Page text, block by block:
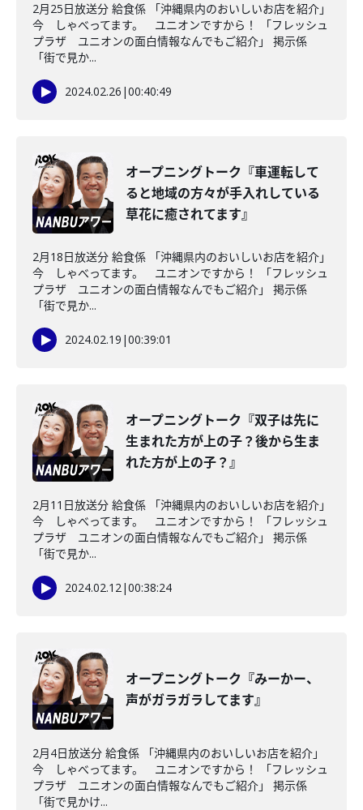
2月25日放送分 給食係 「沖縄県内のおいしいお店を紹介」
今 しゃべってます。 ユニオンですから！ 「フレッシュ
プラザ ユニオンの面白情報なんでもご紹介」 掲示係
「街で見か...
2024.02.26 |00:40:49
オープニングトーク『車運転して
ると地域の方々が手入れしている
草花に癒されてます』
2月18日放送分 給食係 「沖縄県内のおいしいお店を紹介」
今 しゃべってます。 ユニオンですから！ 「フレッシュ
プラザ ユニオンの面白情報なんでもご紹介」 掲示係
「街で見か...
2024.02.19 |00:39:01
オープニングトーク『双子は先に
生まれた方が上の子？後から生ま
れた方が上の子？』
2月11日放送分 給食係 「沖縄県内のおいしいお店を紹介」
今 しゃべってます。 ユニオンですから！ 「フレッシュ
プラザ ユニオンの面白情報なんでもご紹介」 掲示係
「街で見か...
2024.02.12|00:38:24
オープニングトーク『みーかー、
声がガラガラしてます』
2月4日放送分 給食係 「沖縄県内のおいしいお店を紹介」
今 しゃべってます。 ユニオンですから！ 「フレッシュ
プラザ ユニオンの面白情報なんでもご紹介」 掲示係
「街で見かけ...